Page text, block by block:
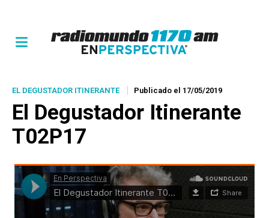
EL DEGUSTADOR ITINERANTE Publicado el 17/05/2019
El Degustador Itinerante
T02P17